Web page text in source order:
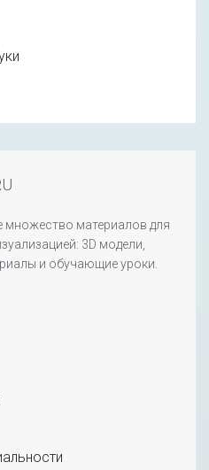
множество материалов для
3D модели,
и обучающие уроки.